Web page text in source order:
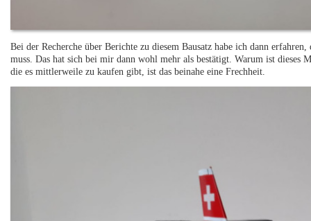
Bei der Recherche über Berichte zu diesem Bausatz habe ich dann
muss. Das hat sich bei mir dann wohl mehr als bestätigt. Warum ist dieses
die es mittlerweile zu kaufen gibt, ist das beinahe eine Frechheit.